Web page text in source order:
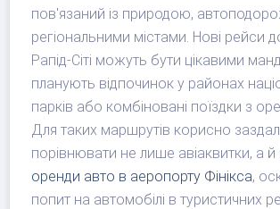
пов'язаний із природою,
регіональними містами. Нові рейси
Рапід-Сіті можуть бути цікавими
планують відпочинок у районах
парків або комбіновані поїздки з
Для таких маршрутів корисно
порівнювати не лише авіаквитки, а й
оренди авто в аеропорту Фінікса,
попит на автомобілі в туристичних